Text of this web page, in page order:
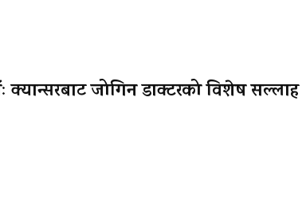
जोगिन डाक्टरको विशेष सल्लाह